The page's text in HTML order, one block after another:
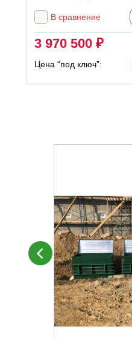
В сравнение
3 970 500 ₽
Цена “под ключ”: